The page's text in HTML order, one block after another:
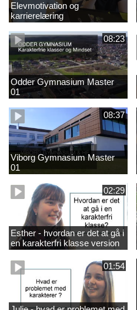
Elevmotivation og
karrierelæring
08:23
Odder Gymnasium Master
01
08:37
Viborg Gymnasium Master
01
02:29
Esther - hvordan er det at gå i
en karakterfri klasse version
4
01:54